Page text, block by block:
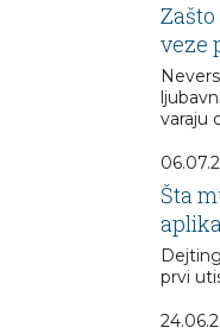
veze
varaju
Šta
prvi